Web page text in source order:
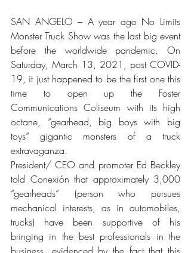
SAN ANGELO – A year ago No Limits
Monster Truck Show was the last big event
before the worldwide pandemic. On
Saturday, March 13, 2021, post COVID-
19, it just happened to be the first one this
time to open up the Foster
Communications Coliseum with its high
octane, “gearhead, big boys with big
toys” gigantic monsters of a truck
extravaganza.
President/ CEO and promoter Ed Beckley
told Conexión that approximately 3,000
“gearheads” (person who pursues
mechanical interests, as in automobiles,
trucks) have been supportive of his
bringing in the best professionals in the
business, evidenced by the fact that this